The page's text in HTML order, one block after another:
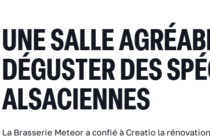
UNE SALLE
DÉGUSTER DES
ALSACIENNES
La Brasserie Meteor a confié à Creatio la